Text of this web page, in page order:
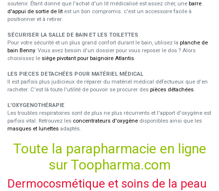
soutenir. Étant donné que l'achat d'un lit médicalisé est assez cher, une barre
d'appui de sortie de lit est un bon compromis. c'est un accessoire facile à
positionner et à retirer.
SÉCURISER LA SALLE DE BAIN ET LES TOILETTES
Pour votre sécurité et un plus grand confort durant le bain, utilisez la planche de
bain Benny. Vous avez besoin d'un dossier pour vous reposer le dos ? Alors
choisissez le siège pivotant pour baignoire Atlantis.
LES PIECES DETACHÉES POUR MATÉRIEL MÉDICAL
Il est parfois plus judicieux de réparer du matériel médical défectueux que d'en
racheter. C'est là toute l'utilité de pouvoir se procurer des pièces détachées.
L'OXYGENOTHÉRAPIE
Les troubles respiratoires sont de plus ne plus récurrents et l'apport d'oxygène est
parfois vital. Retrouvez les concentrateurs d'oxygène disponibles ainsi que les
masques et lunettes adaptés.
Toute la parapharmacie en ligne
sur Toopharma.com
Dermocosmétique et soins de la peau